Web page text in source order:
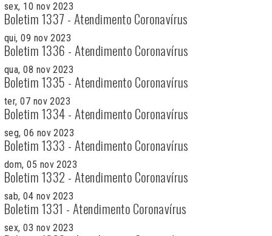
sex, 10 nov 2023
Boletim 1337 - Atendimento Coronavírus
qui, 09 nov 2023
Boletim 1336 - Atendimento Coronavírus
qua, 08 nov 2023
Boletim 1335 - Atendimento Coronavírus
ter, 07 nov 2023
Boletim 1334 - Atendimento Coronavírus
seg, 06 nov 2023
Boletim 1333 - Atendimento Coronavírus
dom, 05 nov 2023
Boletim 1332 - Atendimento Coronavírus
sab, 04 nov 2023
Boletim 1331 - Atendimento Coronavírus
sex, 03 nov 2023